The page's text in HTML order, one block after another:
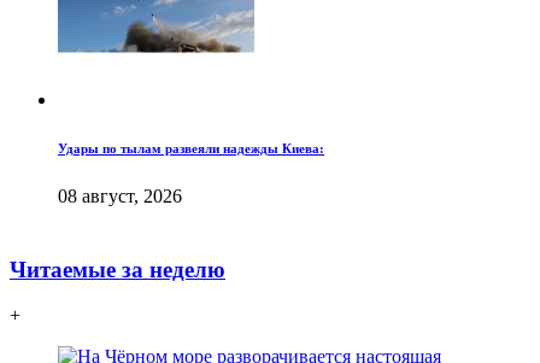
Удары по тылам развеяли надежды Киева:
08 август, 2026
Читаемые за неделю
+